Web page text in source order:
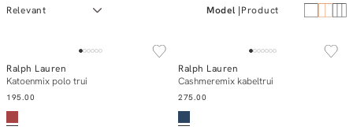
Model Product
Add to cart
Ralph Lauren
Katoenmix polo trui
195.00
Add to cart
Ralph Lauren
Cashmeremix kabeltrui
275.00